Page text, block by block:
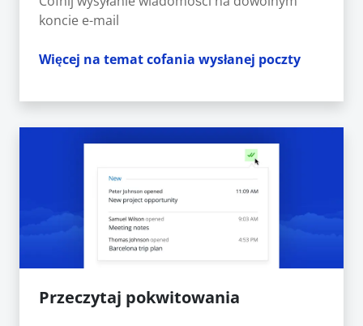
koncie e-mail
Więcej na temat cofania wysłanej poczty
Przeczytaj pokwitowania